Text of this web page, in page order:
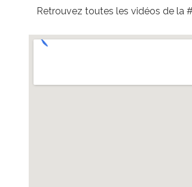
Retrouvez toutes les vidéos de la